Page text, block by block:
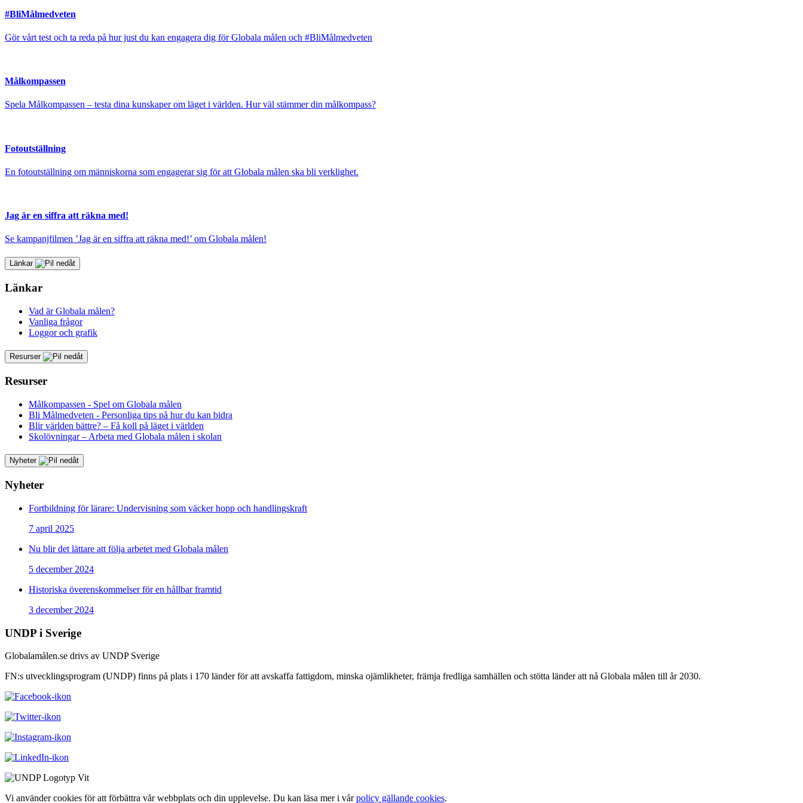
#BliMålmedveten
Gör vårt test och ta reda på hur just du kan engagera dig för Globala målen och #BliMålmedveten
Målkompassen
Spela Målkompassen – testa dina kunskaper om läget i världen. Hur väl stämmer din målkompass?
Fotoutställning
En fotoutställning om människorna som engagerar sig för att Globala målen ska bli verklighet.
Jag är en siffra att räkna med!
Se kampanjfilmen ’Jag är en siffra att räkna med!’ om Globala målen!
Länkar
Länkar
Vad är Globala målen?
Vanliga frågor
Loggor och grafik
Resurser
Resurser
Målkompassen - Spel om Globala målen
Bli Målmedveten - Personliga tips på hur du kan bidra
Blir världen bättre? – Få koll på läget i världen
Skolövningar – Arbeta med Globala målen i skolan
Nyheter
Nyheter
Fortbildning för lärare: Undervisning som väcker hopp och handlingskraft
7 april 2025
Nu blir det lättare att följa arbetet med Globala målen
5 december 2024
Historiska överenskommelser för en hållbar framtid
3 december 2024
UNDP i Sverige
Globalamålen.se drivs av UNDP Sverige
FN:s utvecklingsprogram (UNDP) finns på plats i 170 länder för att avskaffa fattigdom, minska ojämlikheter, främja fredliga samhällen och stötta länder att nå Globala målen till år 2030.
Vi använder cookies för att förbättra vår webbplats och din upplevelse. Du kan läsa mer i vårpolicy gällande cookies.